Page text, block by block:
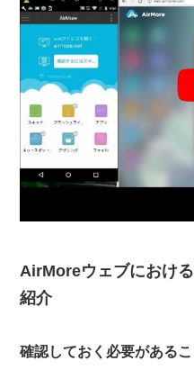
AirMoreウェブにおけ
紹介
確認しておく必要があるこ